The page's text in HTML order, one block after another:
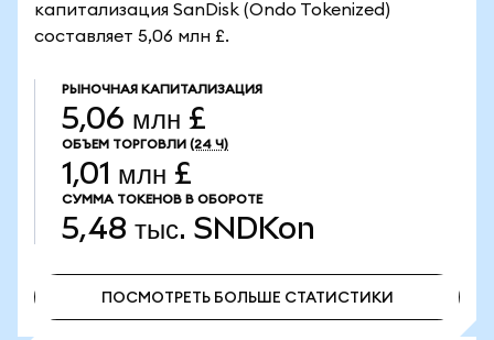
капитализация SanDisk (Ondo Tokenized)
составляет 5,06 млн £.
РЫНОЧНАЯ КАПИТАЛИЗАЦИЯ
5,06 млн £
ОБЪЕМ ТОРГОВЛИ (24 Ч)
1,01 млн £
СУММА ТОКЕНОВ В ОБОРОТЕ
5,48 тыс. SNDKon
ПОСМОТРЕТЬ БОЛЬШЕ СТАТИСТИКИ